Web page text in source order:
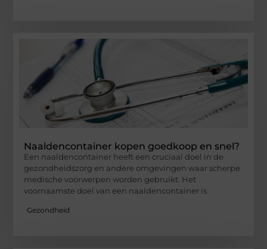
Naaldencontainer kopen goedkoop en snel?
Een naaldencontainer heeft een cruciaal doel in de
gezondheidszorg en andere omgevingen waar scherpe
medische voorwerpen worden gebruikt. Het
voornaamste doel van een naaldencontainer is
Gezondheid